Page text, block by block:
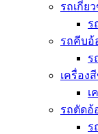
รถเกี่ย
ร
รถคีบอ้
ร
เครื่อง
เ
รถตัดอ้
ร